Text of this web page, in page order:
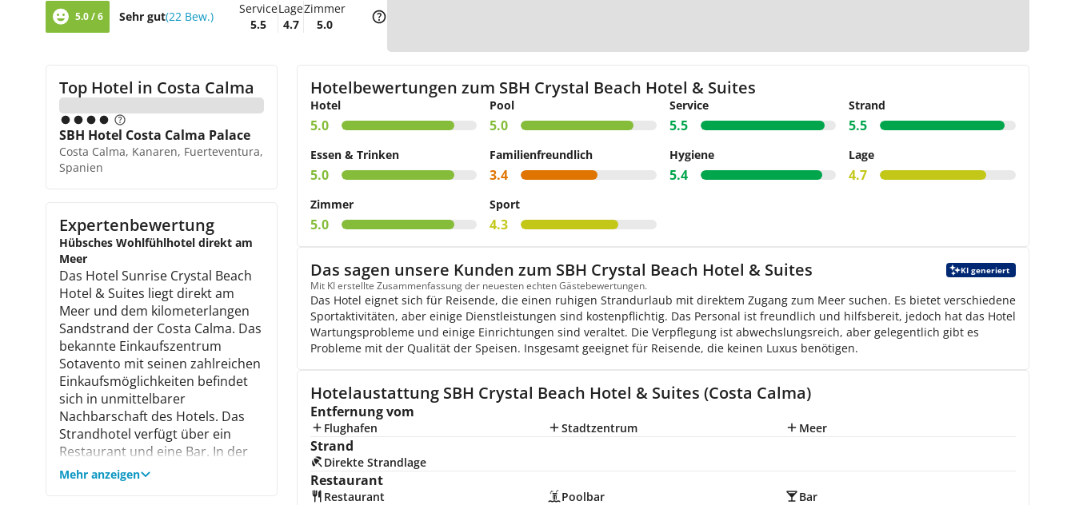
5.0 / 6 Sehr gut(22 Bew.)
Service
5.5
Lage
4.7
Zimmer
5.0
Top Hotel in Costa Calma
SBH Hotel Costa Calma Palace
Costa Calma, Kanaren, Fuerteventura,
Spanien
Expertenbewertung
Hübsches Wohlfühlhotel direkt am
Meer
Das Hotel Sunrise Crystal Beach
Hotel & Suites liegt direkt am
Meer und dem kilometerlangen
Sandstrand der Costa Calma. Das
bekannte Einkaufszentrum
Sotavento mit seinen zahlreichen
Einkaufsmöglichkeiten befindet
sich in unmittelbarer
Nachbarschaft des Hotels. Das
Strandhotel verfügt über ein
Restaurant und eine Bar. In der
herrlichen Außenanlage befindet
sich eine Poollandschaft mit
Mehr anzeigen
Hotelbewertungen zum SBH Crystal Beach Hotel & Suites
Hotel
5.0
Pool
5.0
Service
5.5
Strand
5.5
Essen & Trinken
5.0
Familienfreundlich
3.4
Hygiene
5.4
Lage
4.7
Zimmer
5.0
Sport
4.3
Das sagen unsere Kunden zum SBH Crystal Beach Hotel & Suites KI generiert
Mit KI erstellte Zusammenfassung der neuesten echten Gästebewertungen.
Das Hotel eignet sich für Reisende, die einen ruhigen Strandurlaub mit direktem Zugang zum Meer suchen. Es bietet verschiedene
Sportaktivitäten, aber einige Dienstleistungen sind kostenpflichtig. Das Personal ist freundlich und hilfsbereit, jedoch hat das Hotel
Wartungsprobleme und einige Einrichtungen sind veraltet. Die Verpflegung ist abwechslungsreich, aber gelegentlich gibt es
Probleme mit der Qualität der Speisen. Insgesamt geeignet für Reisende, die keinen Luxus benötigen.
Hotelaustattung SBH Crystal Beach Hotel & Suites (Costa Calma)
Entfernung vom
Flughafen Stadtzentrum Meer
Strand
Direkte Strandlage
Restaurant
Restaurant Poolbar Bar